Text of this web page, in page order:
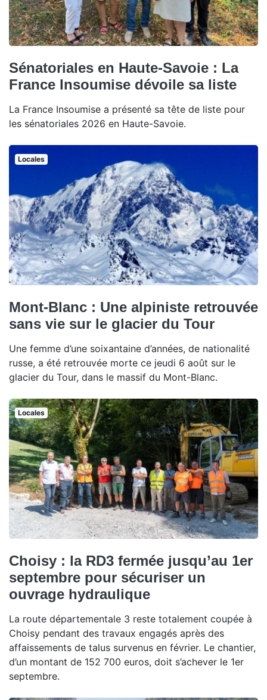
Sénatoriales en Haute-Savoie : La
France Insoumise dévoile sa liste
La France Insoumise a présenté sa tête de liste pour
les sénatoriales 2026 en Haute-Savoie.
Locales
Mont-Blanc : Une alpiniste retrouvée
sans vie sur le glacier du Tour
Une femme d’une soixantaine d’années, de nationalité
russe, a été retrouvée morte ce jeudi 6 août sur le
glacier du Tour, dans le massif du Mont-Blanc.
Locales
Choisy : la RD3 fermée jusqu’au 1er
septembre pour sécuriser un
ouvrage hydraulique
La route départementale 3 reste totalement coupée à
Choisy pendant des travaux engagés après des
affaissements de talus survenus en février. Le chantier,
d’un montant de 152 700 euros, doit s’achever le 1er
septembre.